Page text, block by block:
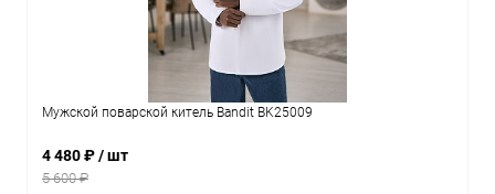
Мужской поварской китель Bandit BK25009
4 480 ₽/ шт
5 600 ₽